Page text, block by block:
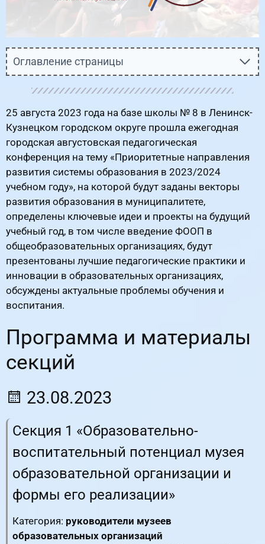
Оглавление страницы
25 августа 2023 года на базе школы № 8 в Ленинск-
Кузнецком городском округе прошла ежегодная
городская августовская педагогическая
конференция на тему «Приоритетные направления
развития системы образования в 2023/2024
учебном году», на которой будут заданы векторы
развития образования в муниципалитете,
определены ключевые идеи и проекты на будущий
учебный год, в том числе введение ФООП в
общеобразовательных организациях, будут
презентованы лучшие педагогические практики и
инновации в образовательных организациях,
обсуждены актуальные проблемы обучения и
воспитания.
Программа и материалы
секций
23.08.2023
Секция 1 «Образовательно-
воспитательный потенциал музея
образовательной организации и
формы его реализации»
Категория: руководители музеев
образовательных организаций